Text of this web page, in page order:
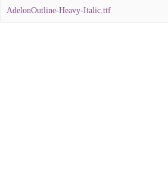
AdelonOutline-Heavy-Italic.ttf